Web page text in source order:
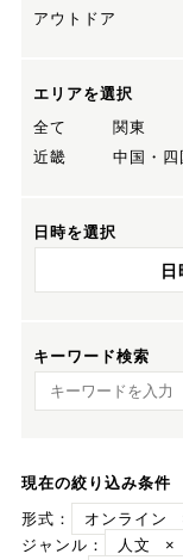
アウトドア
エリアを選択
全て
関東
近畿
中国・四
日時を選択
キーワード検索
キーワード検索
現在の絞り込み条件
形式：
オンライン
ジャンル：
人文
×